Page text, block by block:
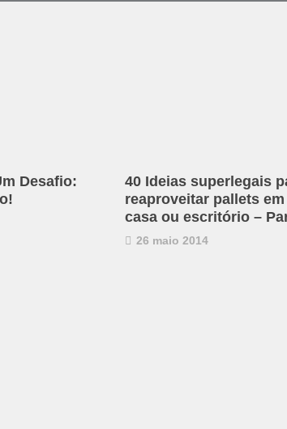
Desafio:
40 Ideias superlegais
reaproveitar pallets
casa ou escritório –
26 maio 2014